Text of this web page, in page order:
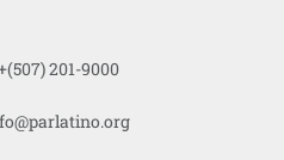
201-9000